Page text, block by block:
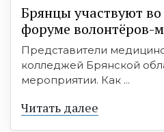
Брянцы участвуют
форуме волонтёров-
Представители
колледжей Брянской
мероприятии. Как ...
Читать далее